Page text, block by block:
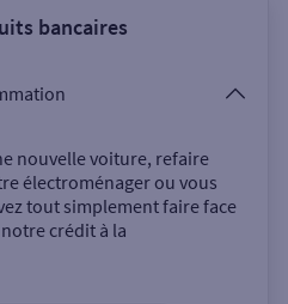
bancaires
nouvelle voiture, refaire
électroménager ou vous
tout simplement faire face
crédit à la